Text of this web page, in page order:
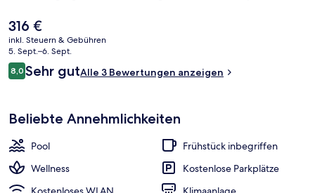
Der
aktuelle
Preis
beträgt
316 €.
316 €
inkl. Steuern & Gebühren
5. Sept.–6. Sept.
Bewertungen
8,08,0 von 10.
Sehr gutAlle 3 Bewertungen anzeigen
Beliebte Annehmlichkeiten
Pool
Frühstück inbegriffen
Wellness
Kostenlose Parkplätze